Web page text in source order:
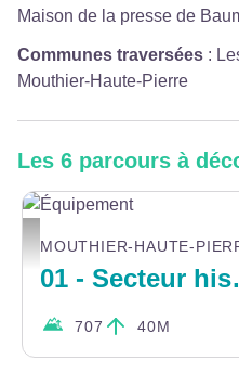
Maison de la presse de
Communes traversées :
Mouthier-Haute-Pierre
Les 6 parcours à
Équipement - Doubs Tourisme
MOUTHIER-HAUTE-
01
707 40M